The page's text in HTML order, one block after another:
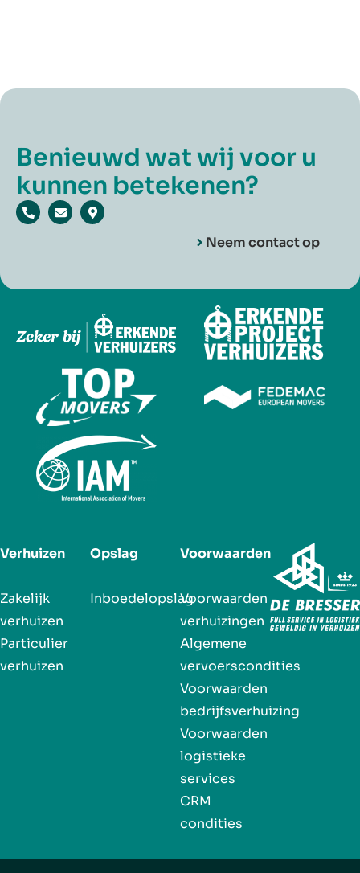
Benieuwd wat wij voor u
kunnen betekenen?
Neem contact op
Verhuizen
Zakelijk
verhuizen
Particulier
verhuizen
Opslag
Inboedelopslag
Voorwaarden
Voorwaarden
verhuizingen
Algemene
vervoerscondities
Voorwaarden
bedrijfsverhuizing
Voorwaarden
logistieke
services
CRM
condities